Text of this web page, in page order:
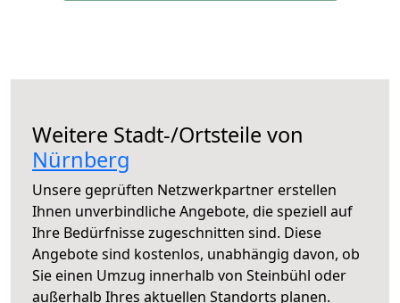
Weitere Stadt-/Ortsteile von
Nürnberg
Unsere geprüften Netzwerkpartner erstellen
Ihnen unverbindliche Angebote, die speziell auf
Ihre Bedürfnisse zugeschnitten sind. Diese
Angebote sind kostenlos, unabhängig davon, ob
Sie einen Umzug innerhalb von Steinbühl oder
außerhalb Ihres aktuellen Standorts planen.